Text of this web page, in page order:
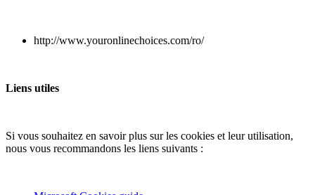
http://www.youronlinechoices.com/ro/
Liens utiles
Si vous souhaitez en savoir plus sur les cookies et leur utilisation,
nous vous recommandons les liens suivants :